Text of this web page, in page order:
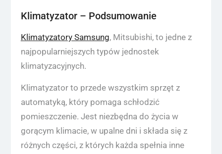
Klimatyzator – Podsumowanie
Klimatyzatory Samsung, Mitsubishi, to jedne z
najpopularniejszych typów jednostek
klimatyzacyjnych.
Klimatyzator to przede wszystkim sprzęt z
automatyką, który pomaga schłodzić
pomieszczenie. Jest niezbędna do życia w
gorącym klimacie, w upalne dni i składa się z
różnych części, z których każda spełnia inne